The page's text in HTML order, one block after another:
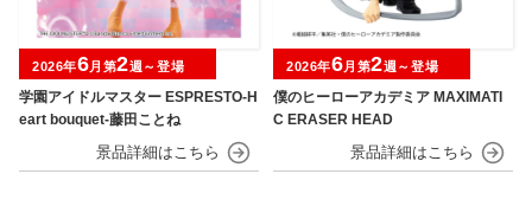
学園アイドルマスター ESPRESTO-H
eart bouquet-藤田ことね
2026年6月第2週～登場
僕のヒーローアカデミア MAXIMATI
C ERASER HEAD
2026年6月第2週～登場